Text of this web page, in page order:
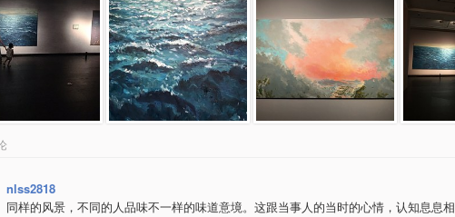
nlss2818
同样的风景，不同的人品味不一样的味道意境。这跟当事人的当时的心情，认知息息